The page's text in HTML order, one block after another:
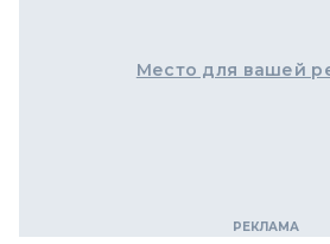
Место для вашей